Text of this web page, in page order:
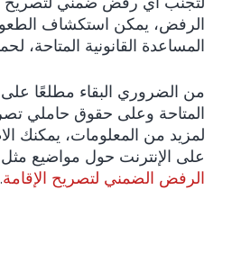
الرفض، يمكن استكشاف
المساعدة القانونية المتاحة،
من الضروري البقاء مطلعًا على
المتاحة وعلى حقوق حاملي
لمزيد من المعلومات، يمكنك
على الإنترنت حول مواضيع مثل
الرفض الضمني لتصريح الإقامة.